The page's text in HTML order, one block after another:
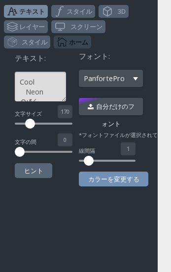
テキスト スタイル
3D
レイヤー
スクリーン
スタイル
ホーム
テキスト:
文字サイズ
文字の間
ヒント
フォント:
PanfortePro
^ 自分だけのフ
ォント
*フォントファイルが選択されていない
線間隔
カラーを変更する